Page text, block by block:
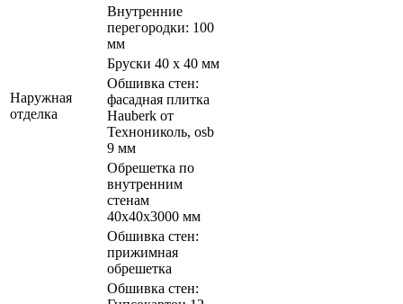
Внутренние
перегородки: 100
мм
Наружная
отделка
Бруски 40 х 40 мм
Обшивка стен:
фасадная плитка
Hauberk от
Технониколь, osb
9 мм
Обрешетка по
внутренним
стенам
40х40х3000 мм
Обшивка стен:
прижимная
обрешетка
Обшивка стен: